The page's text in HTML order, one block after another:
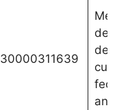
30000311639
del 2
de
fecha